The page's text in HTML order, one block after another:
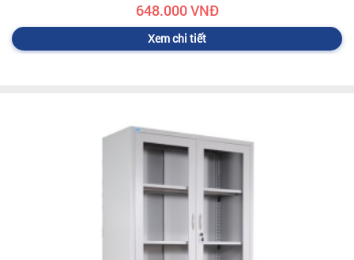
648.000 VNĐ
Xem chi tiết